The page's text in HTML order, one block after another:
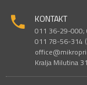
KONTAKT
011 36-29-
011 78-56-314
Kralja Milutina